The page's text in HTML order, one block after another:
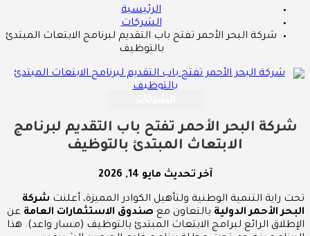
الرئيسية
الشركات
شركة البحر الأحمر تفتح باب التقديم لبرنامج الابتعاث المبتدئ
بالتوظيف
شركة البحر الأحمر تفتح باب التقديم لبرنامج
الابتعاث المبتدئ بالتوظيف
آخر تحديث مايو 14, 2026
تحت راية التنمية الوطنية ولتأهيل الكوادر المميزة، أعلنت شركة
البحر الأحمر الدولية بالتعاون مع صندوق الاستثمارات العامة عن
الإطلاق الرائع لبرامج الابتعاث المبتدئ بالتوظيف (مسار واعد). هذا